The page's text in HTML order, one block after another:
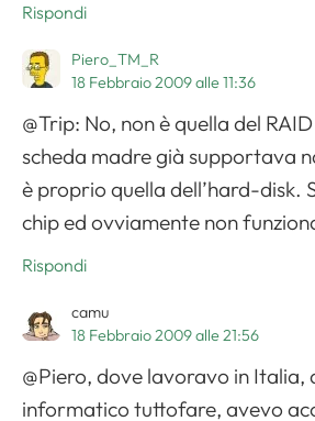
Rispondi
Piero_TM_R
18 Febbraio 2009 alle 11:36
@Trip: No, non è quella del
scheda madre già supportava
è proprio quella dell’hard-disk.
chip ed ovviamente non
Rispondi
camu
18 Febbraio 2009 alle 21:56
@Piero, dove lavoravo in Italia,
informatico tuttofare, avevo